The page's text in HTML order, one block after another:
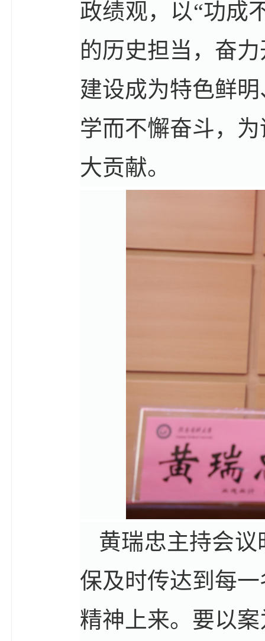
政绩观，以“功成
的历史担当，奋
建设成为特色鲜
学而不懈奋斗，
大贡献。
黄瑞忠主持会
保及时传达到每
精神上来。要以